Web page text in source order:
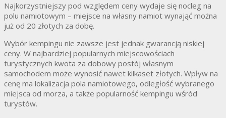
Najkorzystniejszy pod względem ceny wydaje się nocleg na
polu namiotowym – miejsce na własny namiot wynająć można
już od 20 złotych za dobę.
Wybór kempingu nie zawsze jest jednak gwarancją niskiej
ceny. W najbardziej popularnych miejscowościach
turystycznych kwota za dobowy postój własnym
samochodem może wynosić nawet kilkaset złotych. Wpływ na
cenę ma lokalizacja pola namiotowego, odległość wybranego
miejsca od morza, a także popularność kempingu wśród
turystów.